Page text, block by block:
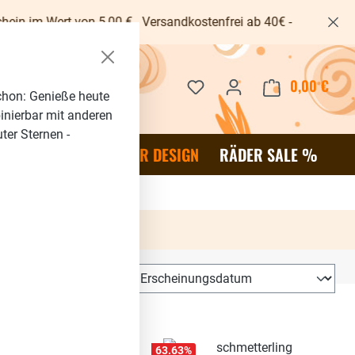
€ - Versandkostenfrei ab 40€ -
Du hast 0 Produkte auf dem
0,00 €
RÄDER DESIGN RÄDER SALE %
63.63%
Genieße heute
mit anderen
Sternen -